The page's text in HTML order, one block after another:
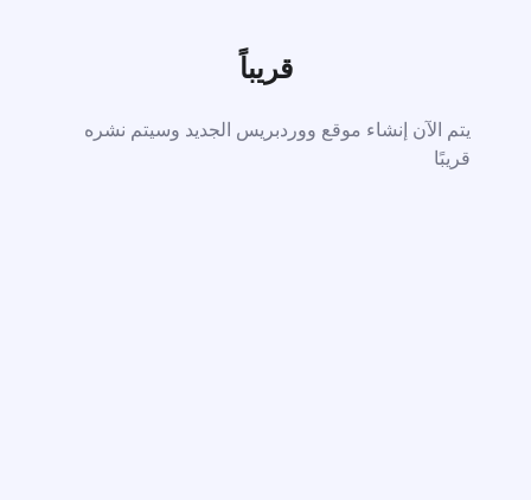
قريباً
يتم الآن إنشاء موقع ووردبريس الجديد وسيتم نشره
قريبًا